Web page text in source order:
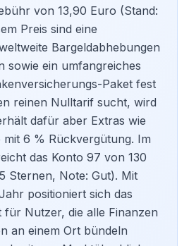
von 13,90 Euro (Stand:
Preis sind eine
Bargeldabhebungen
sowie ein umfangreiches
Paket fest
reinen Nulltarif sucht, wird
dafür aber Extras wie
mit 6 % Rückvergütung. Im
das Konto 97 von 130
Sternen, Note: Gut). Mit
positioniert sich das
für Nutzer, die alle Finanzen
an einem Ort bündeln